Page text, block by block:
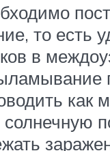
то есть
в
как